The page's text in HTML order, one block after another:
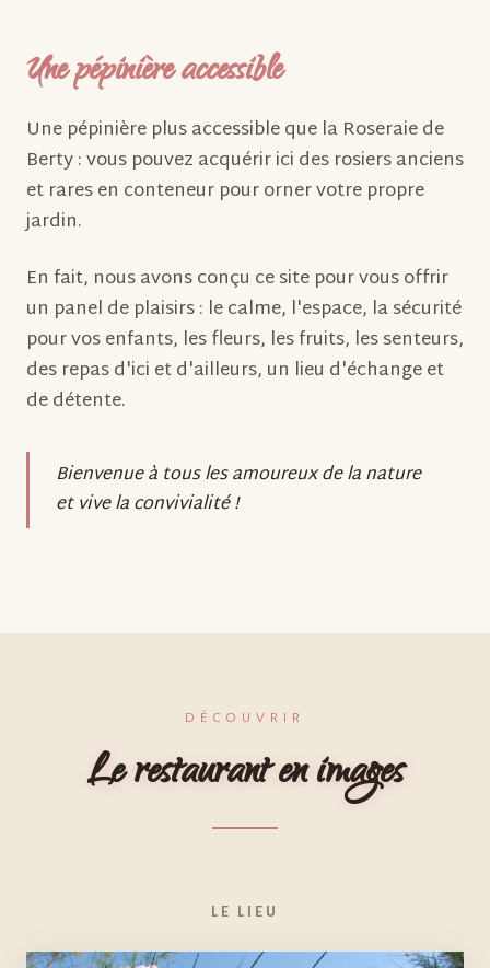
Une pépinière accessible
Une pépinière plus accessible que la Roseraie de
Berty : vous pouvez acquérir ici des rosiers anciens
et rares en conteneur pour orner votre propre
jardin.
En fait, nous avons conçu ce site pour vous offrir
un panel de plaisirs : le calme, l'espace, la sécurité
pour vos enfants, les fleurs, les fruits, les senteurs,
des repas d'ici et d'ailleurs, un lieu d'échange et
de détente.
Bienvenue à tous les amoureux de la nature
et vive la convivialité !
DÉCOUVRIR
Le restaurant en images
LE LIEU